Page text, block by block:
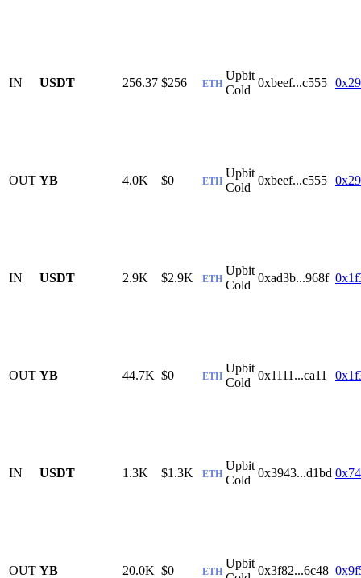
IN USDT 256.37 $256 ETH
Upbit
Cold
0xbeef...c555
OUT YB 4.0K $0 ETH
Upbit
Cold
0xbeef...c555
IN USDT 2.9K $2.9K ETH
Upbit
Cold
0xad3b...968f
OUT YB 44.7K $0 ETH
Upbit
Cold
0x1111...ca11
IN USDT 1.3K $1.3K ETH
Upbit
Cold
0x3943...d1bd
OUT YB 20.0K $0 ETH
Upbit
0x3f82...6c48